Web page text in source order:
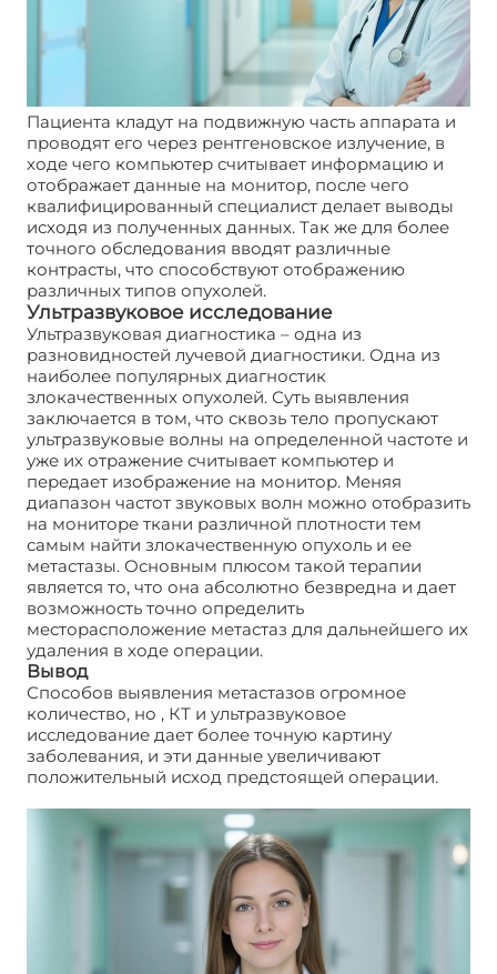
Пациента кладут на подвижную часть аппарата и
проводят его через рентгеновское излучение, в
ходе чего компьютер считывает информацию и
отображает данные на монитор, после чего
квалифицированный специалист делает выводы
исходя из полученных данных. Так же для более
точного обследования вводят различные
контрасты, что способствуют отображению
различных типов опухолей.
Ультразвуковое исследование
Ультразвуковая диагностика – одна из
разновидностей лучевой диагностики. Одна из
наиболее популярных диагностик
злокачественных опухолей. Суть выявления
заключается в том, что сквозь тело пропускают
ультразвуковые волны на определенной частоте и
уже их отражение считывает компьютер и
передает изображение на монитор. Меняя
диапазон частот звуковых волн можно отобразить
на мониторе ткани различной плотности тем
самым найти злокачественную опухоль и ее
метастазы. Основным плюсом такой терапии
является то, что она абсолютно безвредна и дает
возможность точно определить
месторасположение метастаз для дальнейшего их
удаления в ходе операции.
Вывод
Способов выявления метастазов огромное
количество, но , КТ и ультразвуковое
исследование дает более точную картину
заболевания, и эти данные увеличивают
положительный исход предстоящей операции.